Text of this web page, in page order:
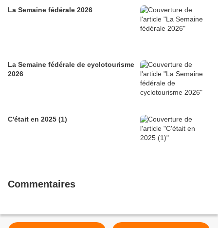
La Semaine fédérale 2026
La Semaine fédérale de cyclotourisme
2026
C'était en 2025 (1)
Commentaires